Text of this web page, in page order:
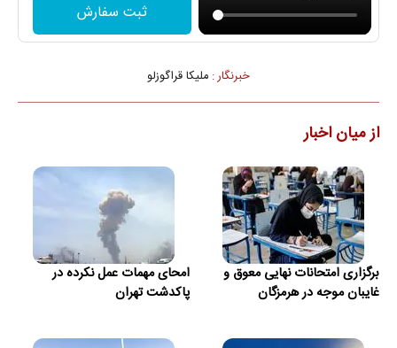
ثبت سفارش
خبرنگار : ملیکا قراگوزلو
از میان اخبار
برگزاری امتحانات نهایی معوق و
غایبان موجه در هرمزگان
امحای مهمات عمل نکرده در
پاکدشت تهران